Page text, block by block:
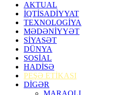
AKTUAL
İQTİSADİYYAT
TEXNOLOGİYA
MƏDƏNİYYƏT
SİYASƏT
DÜNYA
SOSİAL
HADİSƏ
PEŞƏ ETİKASI
DİGƏR
MARAQLI